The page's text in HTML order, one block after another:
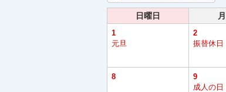
日曜日
1
元旦
2
振替休日
8
9
成人の日